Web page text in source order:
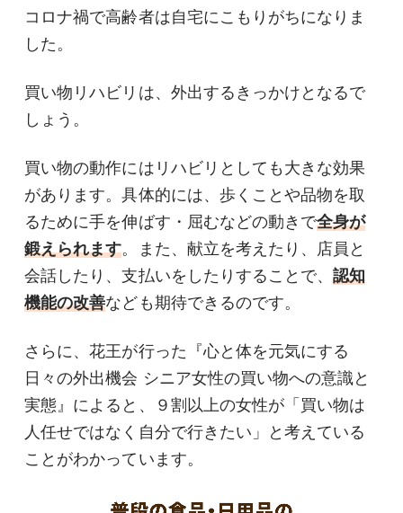
コロナ禍で高齢者は自宅にこもりがちになりま
した。
買い物リハビリは、外出するきっかけとなるで
しょう。
買い物の動作にはリハビリとしても大きな効果
があります。具体的には、歩くことや品物を取
るために手を伸ばす・屈むなどの動きで全身が
鍛えられます。また、献立を考えたり、店員と
会話したり、支払いをしたりすることで、認知
機能の改善なども期待できるのです。
さらに、花王が行った『心と体を元気にする
日々の外出機会 シニア女性の買い物への意識と
実態』によると、９割以上の女性が「買い物は
人任せではなく自分で行きたい」と考えている
ことがわかっています。